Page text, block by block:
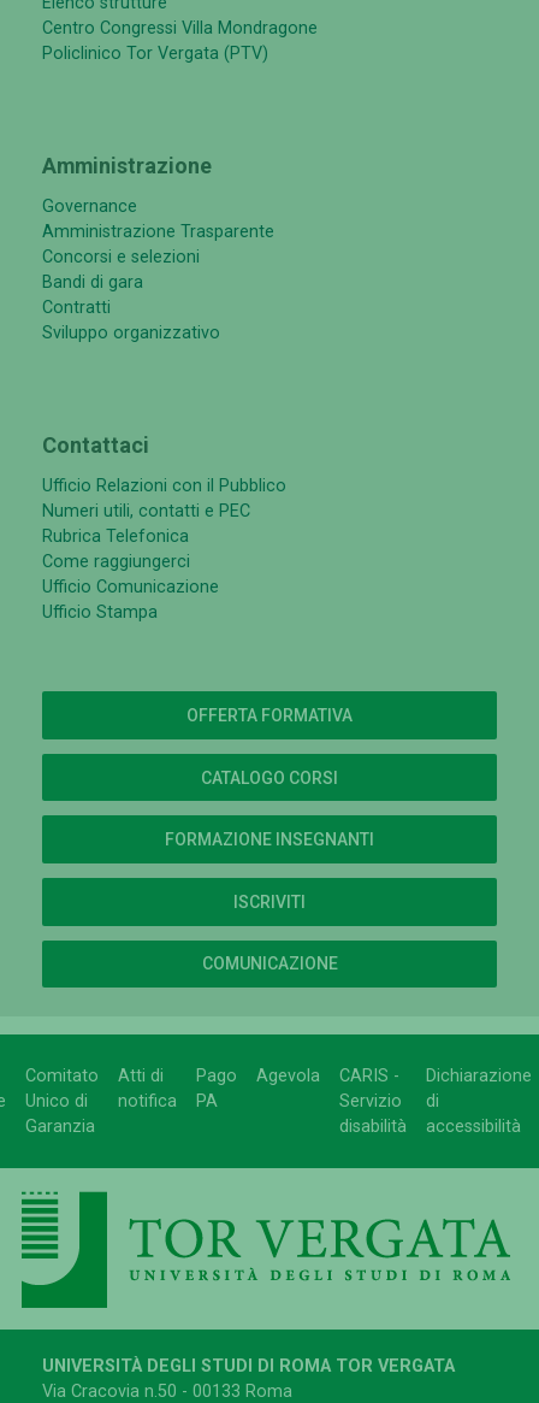
Centro Congressi Villa Mondragone
Policlinico Tor Vergata (PTV)
Amministrazione
Governance
Amministrazione Trasparente
Concorsi e selezioni
Bandi di gara
Contratti
Sviluppo organizzativo
Contattaci
Ufficio Relazioni con il Pubblico
Numeri utili, contatti e PEC
Rubrica Telefonica
Come raggiungerci
Ufficio Comunicazione
Ufficio Stampa
OFFERTA FORMATIVA
CATALOGO CORSI
FORMAZIONE INSEGNANTI
ISCRIVITI
COMUNICAZIONE
Comitato
Unico di
Garanzia
Atti di
notifica
Pago
PA
Agevola
CARIS -
Servizio
disabilità
Dichiarazione
di
accessibilità
UNIVERSITÀ DEGLI STUDI DI ROMA TOR VERGATA
Via Cracovia n.50 - 00133 Roma